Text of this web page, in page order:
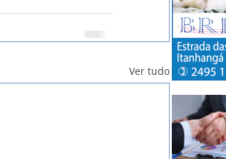
Ver tudo